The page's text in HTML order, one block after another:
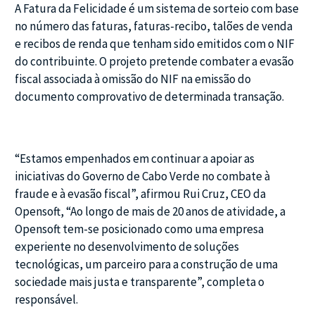
A Fatura da Felicidade é um sistema de sorteio com base
no número das faturas, faturas-recibo, talões de venda
e recibos de renda que tenham sido emitidos com o NIF
do contribuinte. O projeto pretende combater a evasão
fiscal associada à omissão do NIF na emissão do
documento comprovativo de determinada transação.
“Estamos empenhados em continuar a apoiar as
iniciativas do Governo de Cabo Verde no combate à
fraude e à evasão fiscal”, afirmou Rui Cruz, CEO da
Opensoft, “Ao longo de mais de 20 anos de atividade, a
Opensoft tem-se posicionado como uma empresa
experiente no desenvolvimento de soluções
tecnológicas, um parceiro para a construção de uma
sociedade mais justa e transparente”, completa o
responsável.